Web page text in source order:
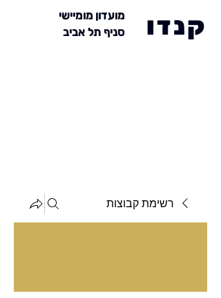
מועדון מומיישי
סניף תל אביב
קנדו
רשימת קבוצות